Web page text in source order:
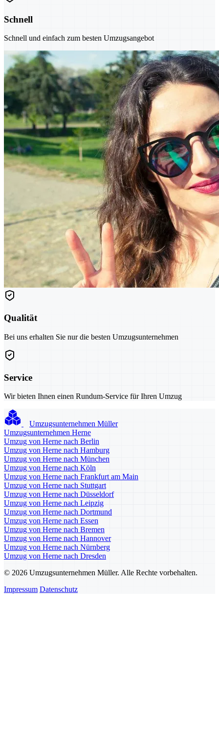
Schnell
Schnell und einfach zum besten Umzugsangebot
Qualität
Bei uns erhalten Sie nur die besten Umzugsunternehmen
Service
Wir bieten Ihnen einen Rundum-Service für Ihren Umzug
Umzugsunternehmen Müller
Umzugsunternehmen Herne
Umzug von Herne nach Berlin
Umzug von Herne nach Hamburg
Umzug von Herne nach München
Umzug von Herne nach Köln
Umzug von Herne nach Frankfurt am Main
Umzug von Herne nach Stuttgart
Umzug von Herne nach Düsseldorf
Umzug von Herne nach Leipzig
Umzug von Herne nach Dortmund
Umzug von Herne nach Essen
Umzug von Herne nach Bremen
Umzug von Herne nach Hannover
Umzug von Herne nach Nürnberg
Umzug von Herne nach Dresden
© 2026 Umzugsunternehmen Müller. Alle Rechte vorbehalten.
Impressum Datenschutz